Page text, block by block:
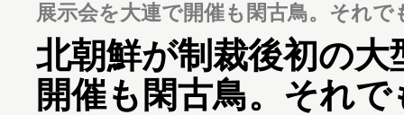
展示会を大連で開催も閑古鳥。それで
北朝鮮が制裁後初の大
開催も閑古鳥。それ